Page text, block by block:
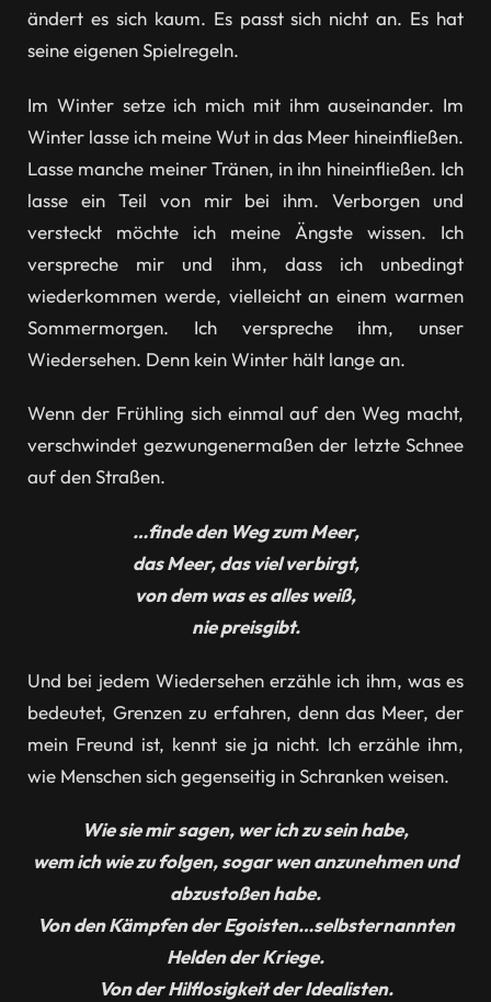
ändert es sich kaum. Es passt sich nicht an. Es hat
seine eigenen Spielregeln.
Im Winter setze ich mich mit ihm auseinander. Im
Winter lasse ich meine Wut in das Meer hineinfließen.
Lasse manche meiner Tränen, in ihn hineinfließen. Ich
lasse ein Teil von mir bei ihm. Verborgen und
versteckt möchte ich meine Ängste wissen. Ich
verspreche mir und ihm, dass ich unbedingt
wiederkommen werde, vielleicht an einem warmen
Sommermorgen. Ich verspreche ihm, unser
Wiedersehen. Denn kein Winter hält lange an.
Wenn der Frühling sich einmal auf den Weg macht,
verschwindet gezwungenermaßen der letzte Schnee
auf den Straßen.
…finde den Weg zum Meer,
das Meer, das viel verbirgt,
von dem was es alles weiß,
nie preisgibt.
Und bei jedem Wiedersehen erzähle ich ihm, was es
bedeutet, Grenzen zu erfahren, denn das Meer, der
mein Freund ist, kennt sie ja nicht. Ich erzähle ihm,
wie Menschen sich gegenseitig in Schranken weisen.
Wie sie mir sagen, wer ich zu sein habe,
wem ich wie zu folgen, sogar wen anzunehmen und
abzustoßen habe.
Von den Kämpfen der Egoisten…selbsternannten
Helden der Kriege.
Von der Hilflosigkeit der Idealisten.